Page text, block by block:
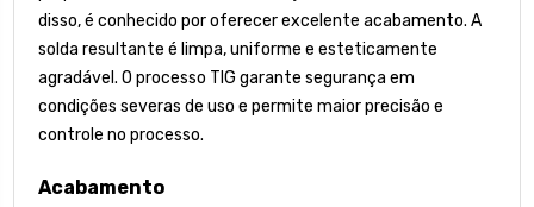
disso, é conhecido por oferecer excelente acabamento. A
solda resultante é limpa, uniforme e esteticamente
agradável. O processo TIG garante segurança em
condições severas de uso e permite maior precisão e
controle no processo.
Acabamento